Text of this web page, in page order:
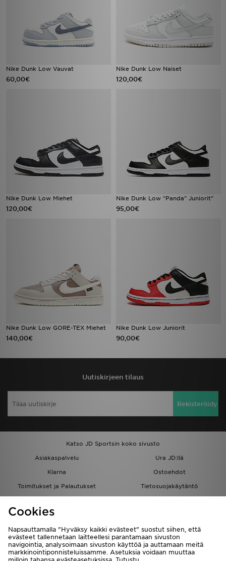
Nike Dunk Low Vauvat
60,00€
Nike Dunk Low Naiset
120,00€
Nike Dunk Low Miehet
120,00€
Nike Dunk Low "Panda" Juniorit"
95,00€
Nike Dunk Low GORE-TEX Miehet
140,00€
Nike Dunk Low Juniorit
90,00€
Uutiskirjeen tilaus
Rekisteröidy
Katso JD Sportsin koko sivusto
Asiakaspalvelu
Ura JD:llä
Klarna
Ostoehdot
Toimitukset ja Palautukset
Tietosuojakäytäntö
Löydä myymälä
Kumppanuusohjelma
JD Blog
Cookies
Napsauttamalla "Hyväksy kaikki evästeet" suostut siihen, että
evästeet tallennetaan laitteellesi parantamaan sivuston
navigointia, analysoimaan sivuston käyttöä ja auttamaan meitä
markkinointiponnisteluissamme. Asetuksia voidaan muuttaa